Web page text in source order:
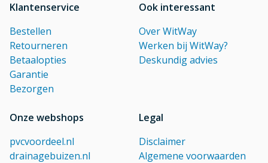
Klantenservice
Bestellen
Retourneren
Betaalopties
Garantie
Bezorgen
Ook interessant
Over WitWay
Werken bij WitWay?
Deskundig advies
Onze webshops
pvcvoordeel.nl
drainagebuizen.nl
Legal
Disclaimer
Algemene voorwaarden